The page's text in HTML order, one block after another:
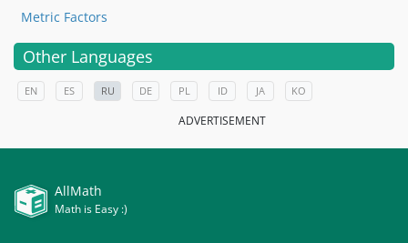
Metric Factors
Other Languages
EN ES RU DE PL ID JA KO
ADVERTISEMENT
AllMath
Math is Easy :)